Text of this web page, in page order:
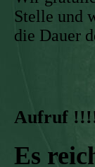
Stelle und
die Dauer
Aufruf
Es